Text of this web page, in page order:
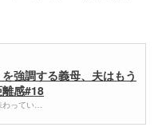
強調する義母、夫はもう
感#18
わってい…